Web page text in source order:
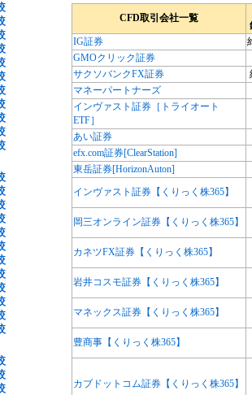
CFD取引会社一覧
IG証券
GMOクリック証券
サクソバンクFX証券
マネーパートナーズ
インヴァスト証券［トライオート
ETF］
あい証券
efx.com証券[ClearStation]
東岳証券[HorizonAuton]
インヴァスト証券【くりっく株365】
岡三オンライン証券【くりっく株365】
カネツFX証券【くりっく株365】
岩井コスモ証券【くりっく株365】
マネックス証券【くりっく株365】
豊商事【くりっく株365】
カブドットコム証券【くりっく株365】